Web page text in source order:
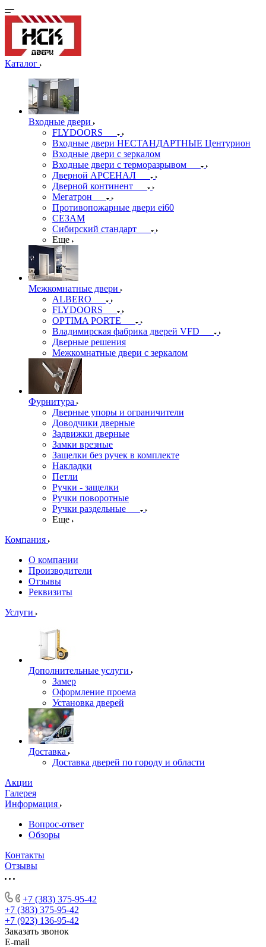
Каталог
Входные двери
FLYDOORS
Входные двери НЕСТАНДАРТНЫЕ Центурион
Входные двери с зеркалом
Входные двери с терморазрывом
Дверной АРСЕНАЛ
Дверной континент
Мегатрон
Противопожарные двери ei60
СЕЗАМ
Сибирский стандарт
Еще
Межкомнатные двери
ALBERO
FLYDOORS
OPTIMA PORTE
Владимирская фабрика дверей VFD
Дверные решения
Межкомнатные двери c зеркалом
Фурнитура
Дверные упоры и ограничители
Доводчики дверные
Задвижки дверные
Замки врезные
Защелки без ручек в комплекте
Накладки
Петли
Ручки - защелки
Ручки поворотные
Ручки раздельные
Еще
Компания
О компании
Производители
Отзывы
Реквизиты
Услуги
Дополнительные услуги
Замер
Оформление проема
Установка дверей
Доставка
Доставка дверей по городу и области
Акции
Галерея
Информация
Вопрос-ответ
Обзоры
Контакты
Отзывы
+7 (383) 375-95-42
+7 (383) 375-95-42
+7 (923) 136-95-42
Заказать звонок
E-mail